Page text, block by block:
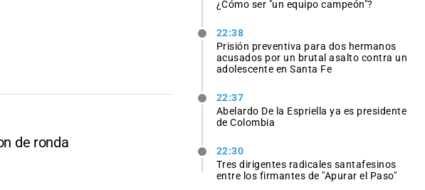
de ronda
¿Cómo ser "un equipo campeón"?
22:38
Prisión preventiva para dos hermanos
acusados por un brutal asalto contra un
adolescente en Santa Fe
22:37
Abelardo De la Espriella ya es presidente
de Colombia
22:30
Tres dirigentes radicales santafesinos
entre los firmantes de "Apurar el Paso"